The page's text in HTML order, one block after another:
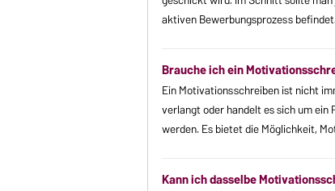
aktiven Bewerbungsprozess
Brauche ich ein
Ein Motivationsschreiben ist nicht
verlangt oder handelt es sich um
werden. Es bietet die Möglichkeit,
Kann ich dasselbe